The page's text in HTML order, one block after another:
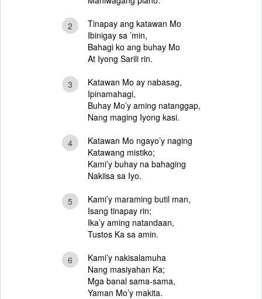
2
Tinapay ang katawan Mo
Ibinigay sa ’min,
Bahagi ko ang buhay Mo
At Iyong Sarili rin.
3
Katawan Mo ay nabasag,
Ipinamahagi,
Buhay Mo’y aming natanggap,
Nang maging Iyong kasi.
4
Katawan Mo ngayo’y naging
Katawang mistiko;
Kami’y buhay na bahaging
Nakiisa sa Iyo.
5
Kami’y maraming butil man,
Isang tinapay rin;
Ika’y aming natandaan,
Tustos Ka sa amin.
6
Kami’y nakisalamuha
Nang masiyahan Ka;
Mga banal sama-sama,
Yaman Mo’y makita.